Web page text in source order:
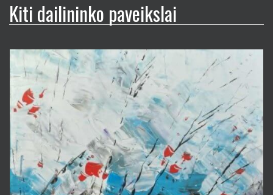
Kiti dailininko paveikslai